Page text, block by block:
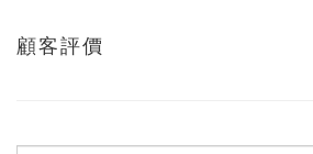
顧客評價